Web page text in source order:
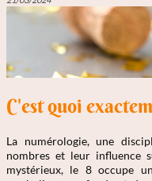
C'est quoi
La numérologie, une
nombres et leur influence
mystérieux, le 8 occupe